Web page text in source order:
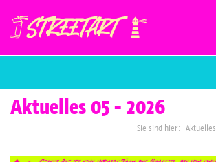
Aktuelles 05 - 2026
Aktuelles